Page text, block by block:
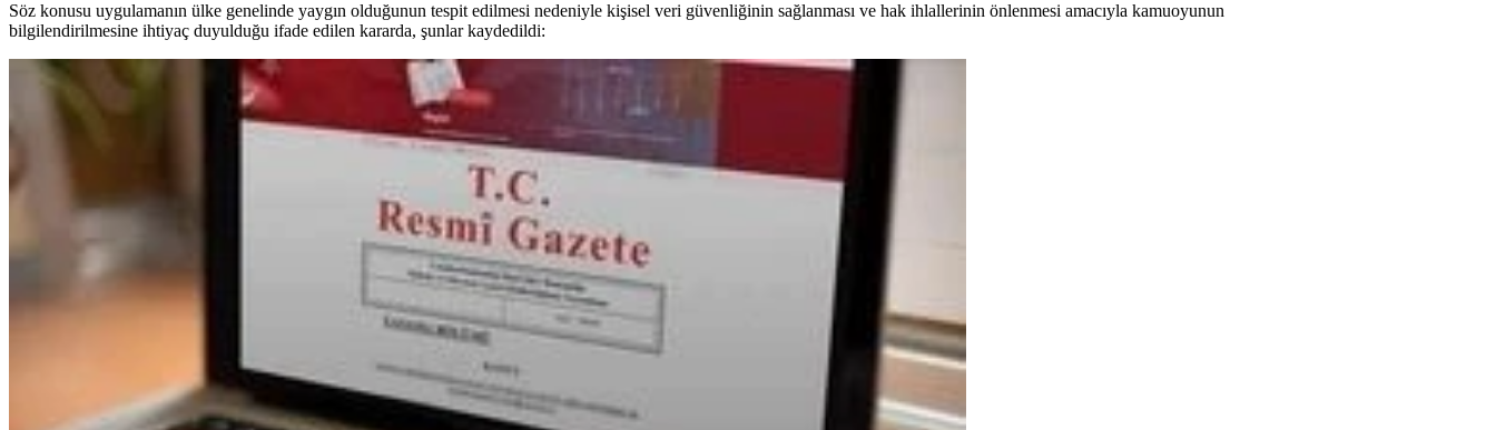
Söz konusu uygulamanın ülke genelinde yaygın olduğunun tespit edilmesi nedeniyle kişisel veri güvenliğinin sağlanması ve hak ihlallerinin önlenmesi amacıyla kamuoyunun
bilgilendirilmesine ihtiyaç duyulduğu ifade edilen kararda, şunlar kaydedildi: